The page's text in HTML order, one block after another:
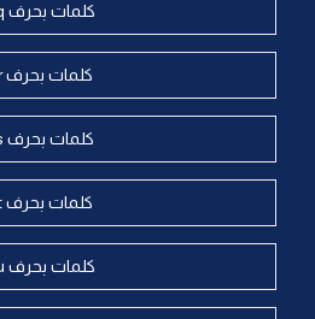
كلمات بحرف q
كلمات بحرف r
كلمات بحرف s
كلمات بحرف t
كلمات بحرف u